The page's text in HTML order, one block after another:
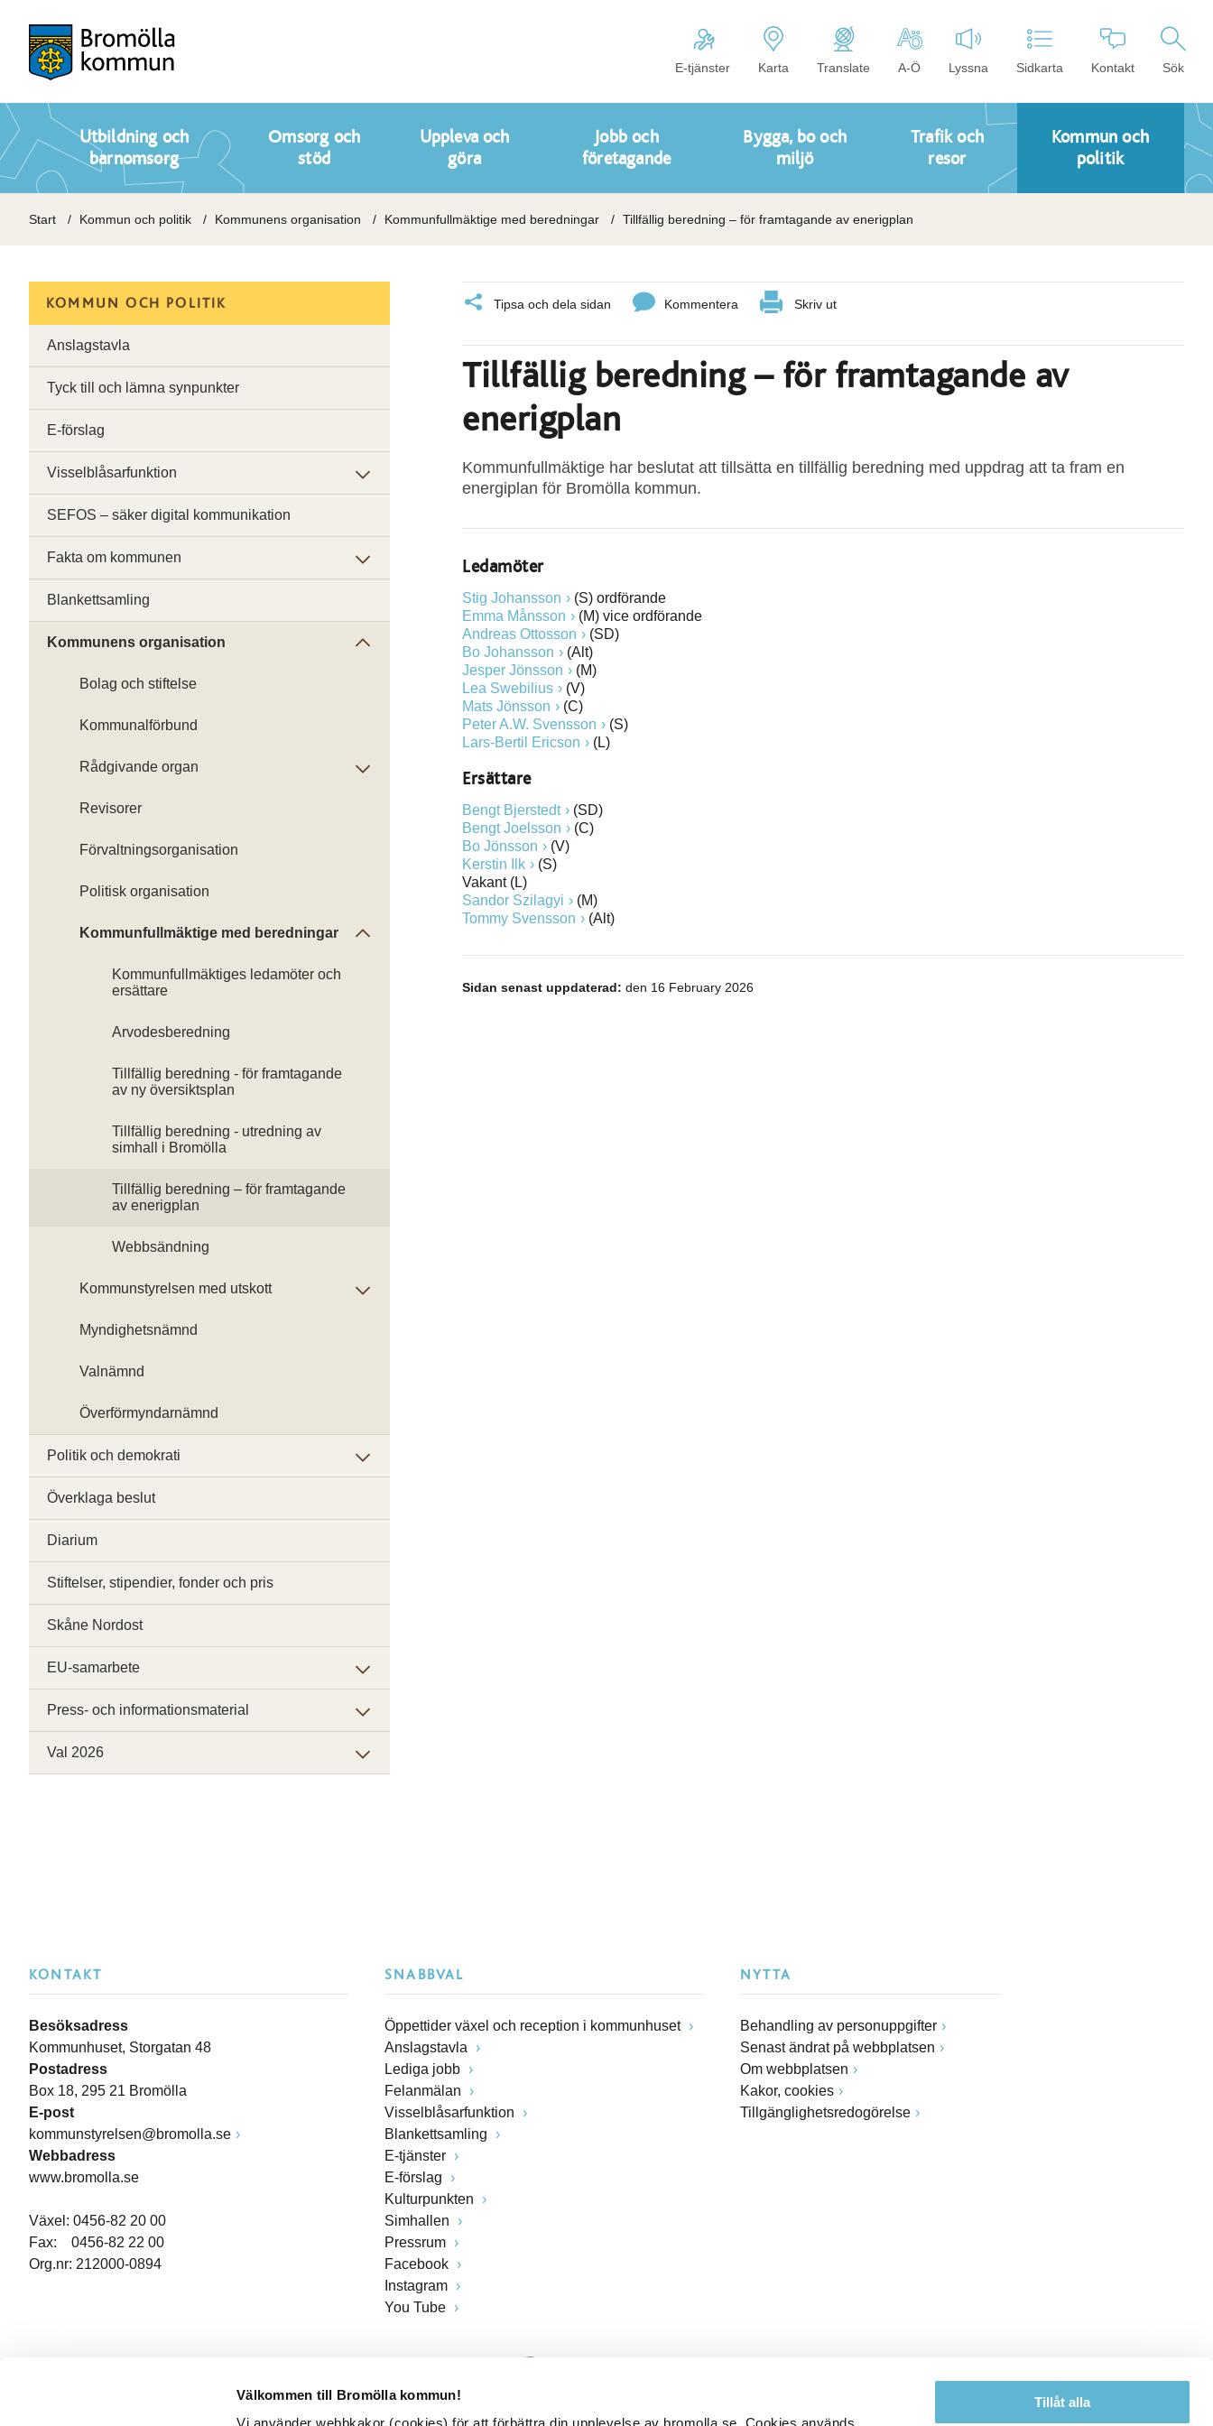
Välkommen till Bromölla kommun!
Tillåt alla
E-tjänster Karta Translate A-Ö Lyssna Sidkarta Kontakt Sök
Utbildning och
barnomsorg
Omsorg och
stöd
Uppleva och
göra
Jobb och
företagande
Bygga, bo och
miljö
Trafik och
resor
Kommun och
politik
Start Kommun och politik Kommunens organisation Kommunfullmäktige med beredningar Tillfällig beredning – för framtagande av enerigplan
Tipsa och dela sidan Kommentera Skriv ut
Tillfällig beredning – för framtagande av
enerigplan
Kommunfullmäktige har beslutat att tillsätta en tillfällig beredning med uppdrag att ta fram en
energiplan för Bromölla kommun.
Ledamöter
Stig Johansson
(S) ordförande
Emma Månsson
(M) vice ordförande
Andreas Ottosson
(SD)
Bo Johansson
(Alt)
Jesper Jönsson
(M)
Lea Swebilius
(V)
Mats Jönsson
(C)
Peter A.W. Svensson
(S)
Lars-Bertil Ericson
(L)
Ersättare
Bengt Bjerstedt
(SD)
Bengt Joelsson
(C)
Bo Jönsson
(V)
Kerstin Ilk
(S)
Vakant (L)
Sandor Szilagyi
(M)
Tommy Svensson
(Alt)
Sidan senast uppdaterad: den 16 February 2026
KOMMUN OCH POLITIK
Anslagstavla
Tyck till och lämna synpunkter
E-förslag
Visselblåsarfunktion
SEFOS – säker digital kommunikation
Fakta om kommunen
Blankettsamling
Kommunens organisation
Bolag och stiftelse
Kommunalförbund
Rådgivande organ
Revisorer
Förvaltningsorganisation
Politisk organisation
Kommunfullmäktige med beredningar
Kommunfullmäktiges ledamöter och
ersättare
Arvodesberedning
Tillfällig beredning - för framtagande
av ny översiktsplan
Tillfällig beredning - utredning av
simhall i Bromölla
Tillfällig beredning – för framtagande
av enerigplan
Webbsändning
Kommunstyrelsen med utskott
Myndighetsnämnd
Valnämnd
Överförmyndarnämnd
Politik och demokrati
Överklaga beslut
Diarium
Stiftelser, stipendier, fonder och pris
Skåne Nordost
EU-samarbete
Press- och informationsmaterial
Val 2026
KONTAKT
Besöksadress
Kommunhuset, Storgatan 48
Postadress
Box 18, 295 21 Bromölla
E-post
kommunstyrelsen@bromolla.se
Webbadress
www.bromolla.se
Växel: 0456-82 20 00
Fax: 0456-82 22 00
Org.nr: 212000-0894
SNABBVAL
Öppettider växel och reception i kommunhuset
Anslagstavla
Lediga jobb
Felanmälan
Visselblåsarfunktion
Blankettsamling
E-tjänster
E-förslag
Kulturpunkten
Simhallen
Pressrum
Facebook
Instagram
You Tube
NYTTA
Behandling av personuppgifter
Senast ändrat på webbplatsen
Om webbplatsen
Kakor, cookies
Tillgänglighetsredogörelse